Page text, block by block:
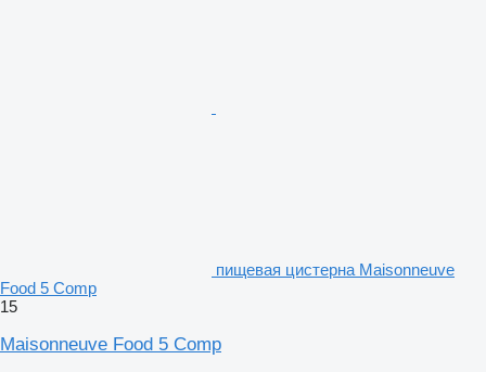
пищевая цистерна Maisonneuve
Food 5 Comp
15
Maisonneuve Food 5 Comp